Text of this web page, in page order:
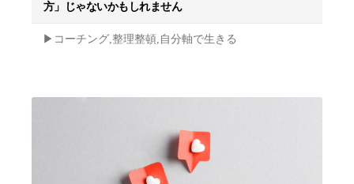
方」じゃないかもしれません
▶︎コーチング,整理整頓,自分軸で生きる